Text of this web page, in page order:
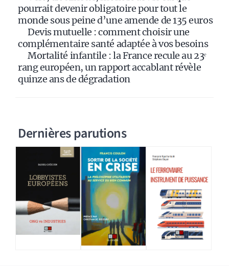
pourrait devenir obligatoire pour tout le
monde sous peine d’une amende de 135 euros
Devis mutuelle : comment choisir une
complémentaire santé adaptée à vos besoins
Mortalité infantile : la France recule au 23ᵉ
rang européen, un rapport accablant révèle
quinze ans de dégradation
Dernières parutions